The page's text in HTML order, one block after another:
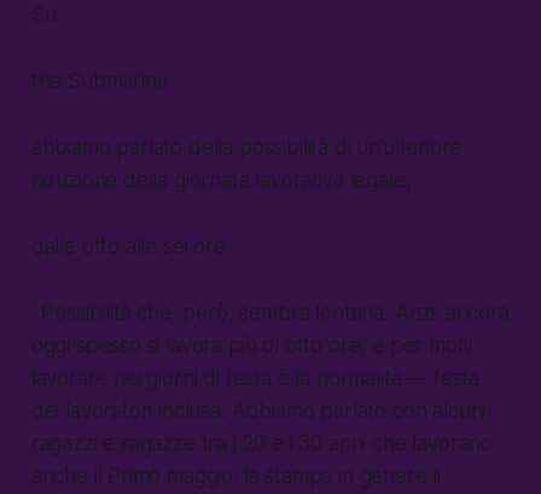
Su
the Submarine
abbiamo parlato della possibilità di un’ulteriore
riduzione della giornata lavorativa legale,
dalle otto alle sei ore
. Possibilità che, però, sembra lontana. Anzi: ancora
oggi spesso si lavora più di otto ore, e per molti
lavorare nei giorni di festa è la normalità — festa
dei lavoratori inclusa. Abbiamo parlato con alcuni
ragazzi e ragazze tra i 20 e i 30 anni che lavorano
anche il Primo maggio: la stampa in genere li